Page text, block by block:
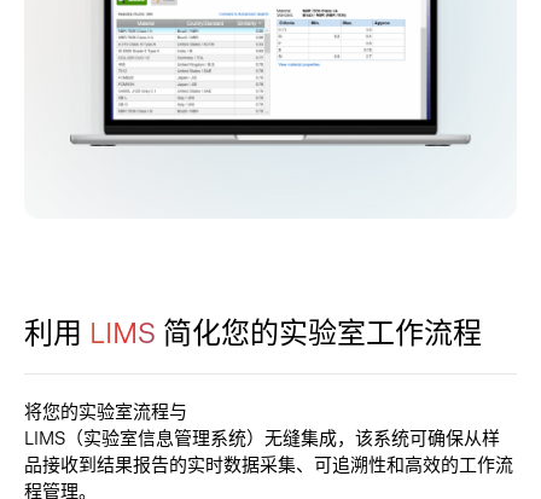
利用 LIMS 简化您的实验室工作流程
将您的实验室流程与
L IMS （实验室信息管理系统） 无缝集成， 该系统可确保从样
品接收到 结果报告的实时数据采集、 可追溯性和高效的工作流
程管理。